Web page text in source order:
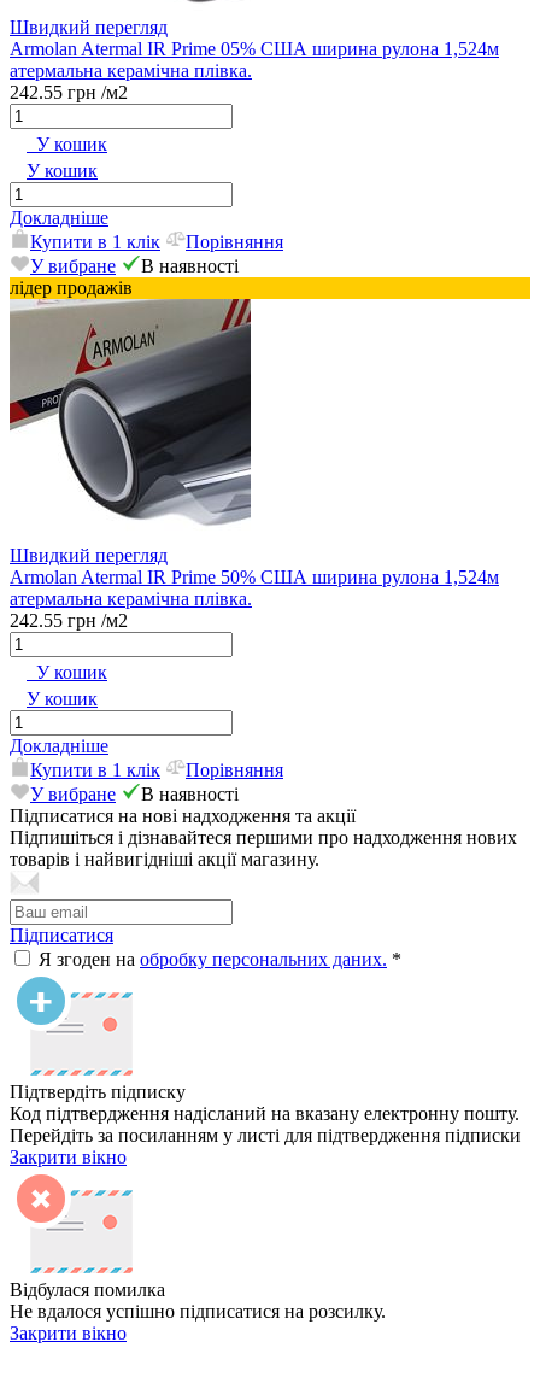
Швидкий перегляд
Armolan Atermal IR Prime 05% США ширина рулона 1,524м
атермальна керамічна плівка.
242.55 грн /м2
У кошик
У кошик
Докладніше
Купити в 1 клік
Порівняння
У вибране
В наявності
лідер продажів
Швидкий перегляд
Armolan Atermal IR Prime 50% США ширина рулона 1,524м
атермальна керамічна плівка.
242.55 грн /м2
У кошик
У кошик
Докладніше
Купити в 1 клік
Порівняння
У вибране
В наявності
Підписатися на нові надходження та акції
Підпишіться і дізнавайтеся першими про надходження нових
товарів і найвигідніші акції магазину.
Підписатися
Я згоден на обробку персональних даних. *
Підтвердіть підписку
Код підтвердження надісланий на вказану електронну пошту.
Перейдіть за посиланням у листі для підтвердження підписки
Закрити вікно
Відбулася помилка
Не вдалося успішно підписатися на розсилку.
Закрити вікно